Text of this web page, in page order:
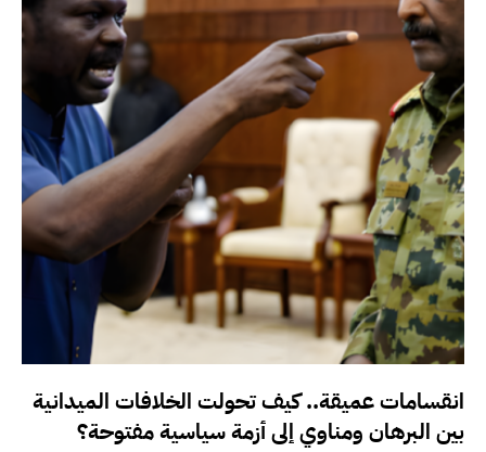
انقسامات عميقة.. كيف تحولت الخلافات الميدانية
بين البرهان ومناوي إلى أزمة سياسية مفتوحة؟